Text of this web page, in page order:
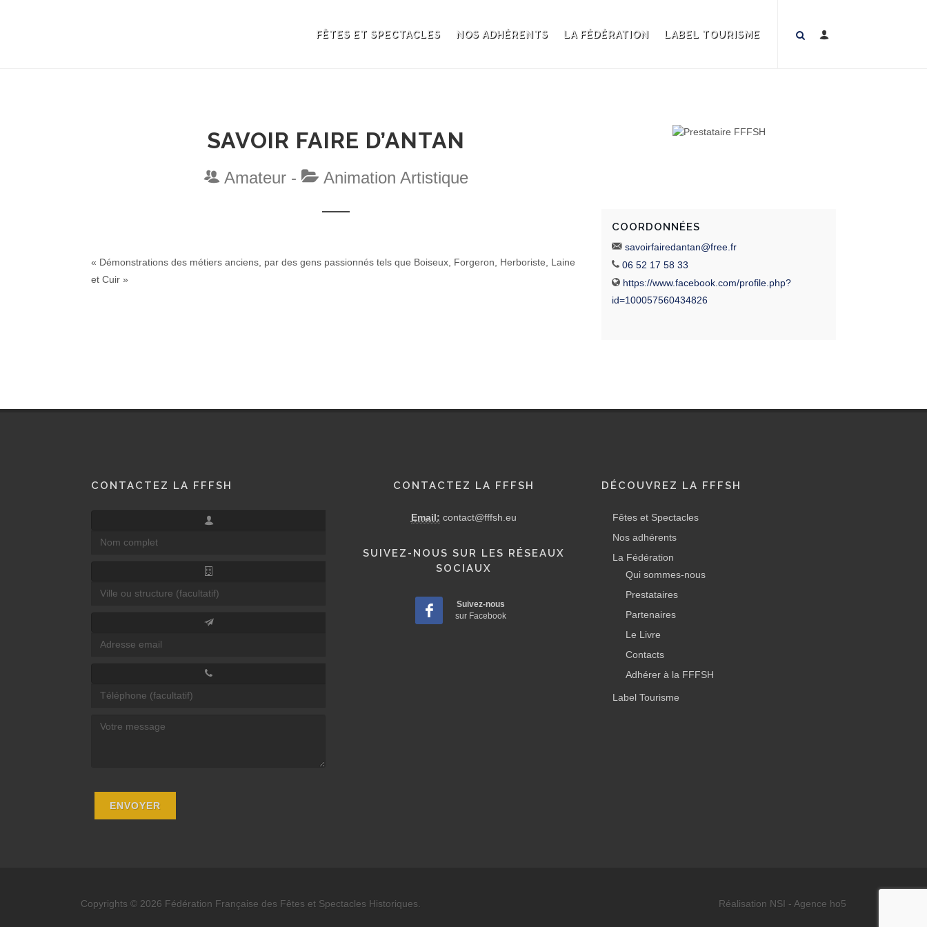
FÊTES ET SPECTACLES NOS ADHÉRENTS LA FÉDÉRATION LABEL TOURISME
SAVOIR FAIRE D’ANTAN
Amateur - Animation Artistique
« Démonstrations des métiers anciens, par des gens passionnés tels que Boiseux, Forgeron, Herboriste, Laine
et Cuir »
COORDONNÉES
savoirfairedantan@free.fr
06 52 17 58 33
https://www.facebook.com/profile.php?
id=100057560434826
CONTACTEZ LA FFFSH CONTACTEZ LA FFFSH
Email: contact@fffsh.eu
SUIVEZ-NOUS SUR LES RÉSEAUX
SOCIAUX
Suivez-nous
sur Facebook
DÉCOUVREZ LA FFFSH
Fêtes et Spectacles
Nos adhérents
La Fédération
Qui sommes-nous
Prestataires
Partenaires
Le Livre
Contacts
Adhérer à la FFFSH
Label Tourisme
Copyrights © 2026 Fédération Française des Fêtes et Spectacles Historiques. Réalisation NSI - Agence ho5